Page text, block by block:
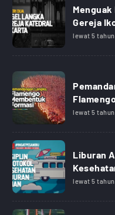
Menguak
Gereja
lewat 5
lewat 5
Liburan
lewat 5